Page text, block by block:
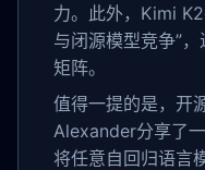
力。此外，Kimi
与闭源模型竞争”
矩阵。
值得一提的是，开
Alexander分享了
将任意自回归语言